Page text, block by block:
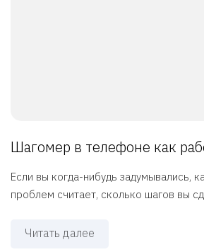
Шагомер в телефоне как
Если вы когда-нибудь задумывались,
проблем считает, сколько шагов вы
Читать далее